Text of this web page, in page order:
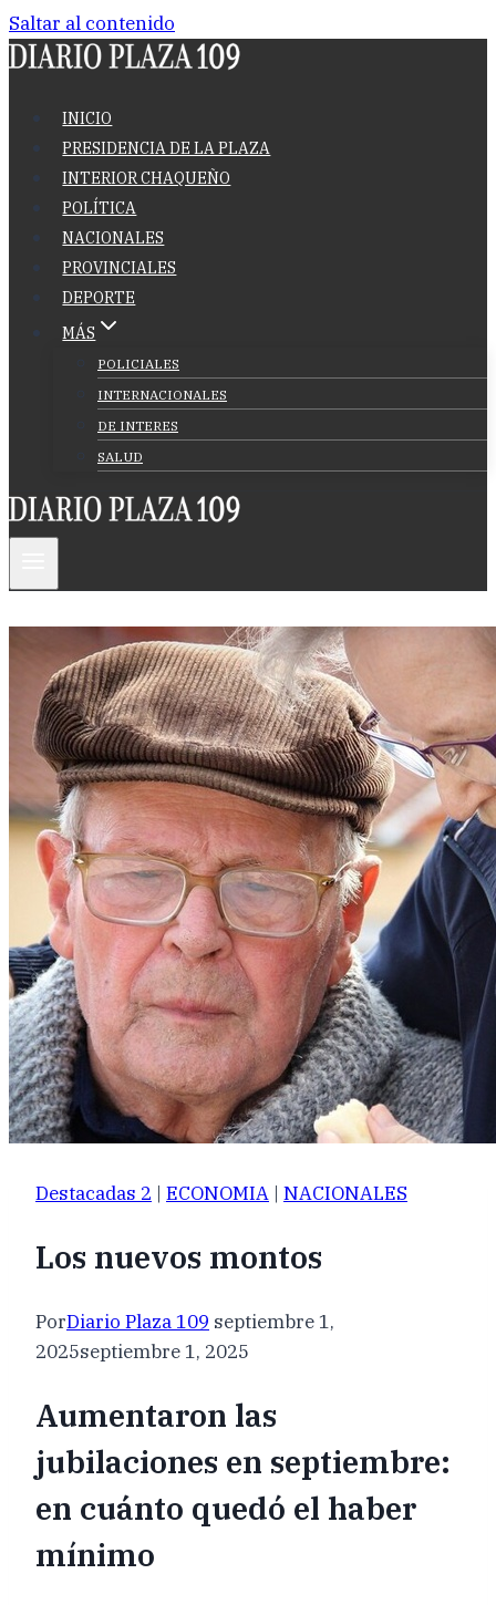
Saltar al contenido
INICIO
PRESIDENCIA DE LA PLAZA
INTERIOR CHAQUEÑO
POLÍTICA
NACIONALES
PROVINCIALES
DEPORTE
MÁS
POLICIALES
INTERNACIONALES
DE INTERES
SALUD
Destacadas 2 | ECONOMIA | NACIONALES
Los nuevos montos
PorDiario Plaza 109 septiembre 1,
2025septiembre 1, 2025
Aumentaron las
jubilaciones en septiembre:
en cuánto quedó el haber
mínimo